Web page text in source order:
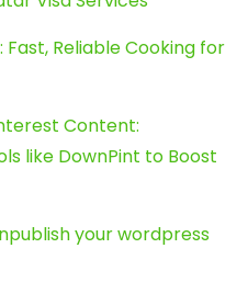
Reliable Cooking for
Content:
like DownPint to Boost
your wordpress